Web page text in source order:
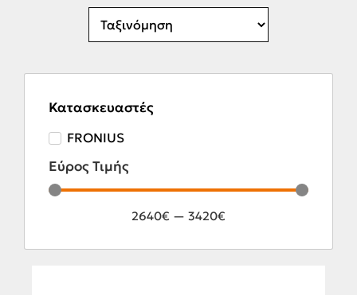
Κατασκευαστές
FRONIUS
Εύρος Τιμής
2640€ — 3420€